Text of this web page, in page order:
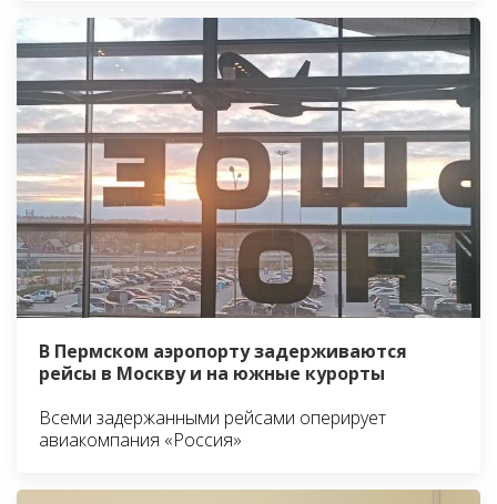
В Пермском аэропорту задерживаются
рейсы в Москву и на южные курорты
Всеми задержанными рейсами оперирует
авиакомпания «Россия»